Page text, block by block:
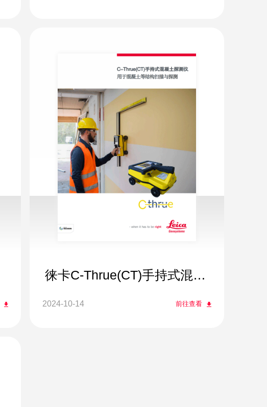
徕卡C-Thrue(CT)手持式混凝
2024-10-14 前往查看